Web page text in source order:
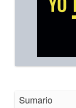
Sumario